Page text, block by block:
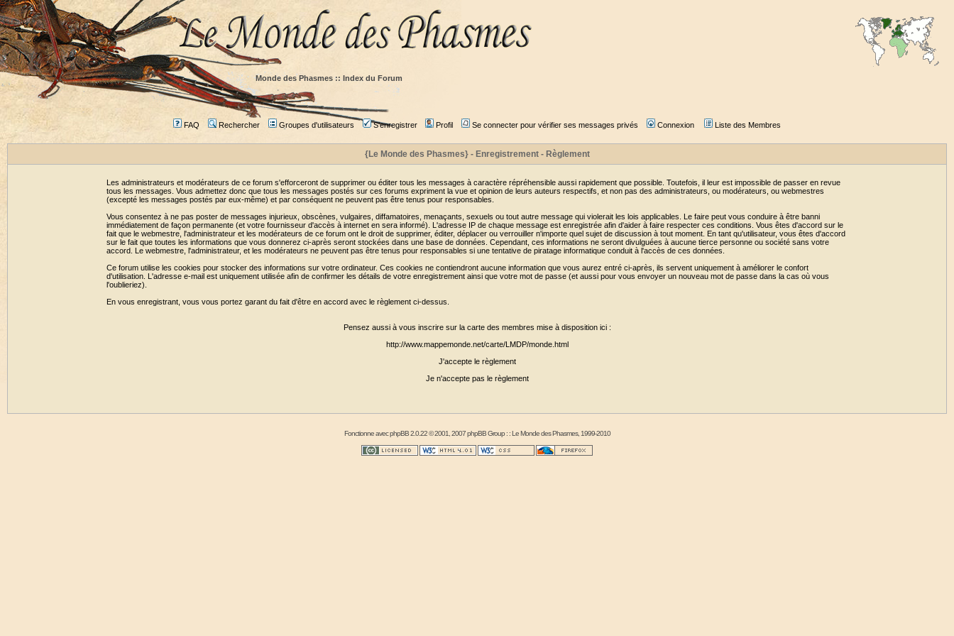
Monde des Phasmes :: Index du Forum
FAQ Rechercher Groupes d'utilisateurs S'enregistrer Profil Se connecter pour vérifier ses messages privés Connexion Liste des Membres
{Le Monde des Phasmes} - Enregistrement - Règlement
Les administrateurs et modérateurs de ce forum s'efforceront de supprimer ou éditer tous les messages à caractère répréhensible aussi rapidement que possible. Toutefois, il leur est impossible de passer en revue
tous les messages. Vous admettez donc que tous les messages postés sur ces forums expriment la vue et opinion de leurs auteurs respectifs, et non pas des administrateurs, ou modérateurs, ou webmestres
(excepté les messages postés par eux-même) et par conséquent ne peuvent pas être tenus pour responsables.
Vous consentez à ne pas poster de messages injurieux, obscènes, vulgaires, diffamatoires, menaçants, sexuels ou tout autre message qui violerait les lois applicables. Le faire peut vous conduire à être banni
immédiatement de façon permanente (et votre fournisseur d'accès à internet en sera informé). L'adresse IP de chaque message est enregistrée afin d'aider à faire respecter ces conditions. Vous êtes d'accord sur le
fait que le webmestre, l'administrateur et les modérateurs de ce forum ont le droit de supprimer, éditer, déplacer ou verrouiller n'importe quel sujet de discussion à tout moment. En tant qu'utilisateur, vous êtes d'accord
sur le fait que toutes les informations que vous donnerez ci-après seront stockées dans une base de données. Cependant, ces informations ne seront divulguées à aucune tierce personne ou société sans votre
accord. Le webmestre, l'administrateur, et les modérateurs ne peuvent pas être tenus pour responsables si une tentative de piratage informatique conduit à l'accès de ces données.
Ce forum utilise les cookies pour stocker des informations sur votre ordinateur. Ces cookies ne contiendront aucune information que vous aurez entré ci-après, ils servent uniquement à améliorer le confort
d'utilisation. L'adresse e-mail est uniquement utilisée afin de confirmer les détails de votre enregistrement ainsi que votre mot de passe (et aussi pour vous envoyer un nouveau mot de passe dans la cas où vous
l'oublieriez).
En vous enregistrant, vous vous portez garant du fait d'être en accord avec le règlement ci-dessus.
Pensez aussi à vous inscrire sur la carte des membres mise à disposition ici :
http://www.mappemonde.net/carte/LMDP/monde.html
J'accepte le règlement
Je n'accepte pas le règlement
Fonctionne avecphpBB2.0.22 © 2001, 2007 phpBB Group : :Le Monde des Phasmes, 1999-2010